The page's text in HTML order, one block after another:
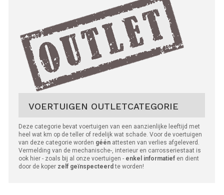
VOERTUIGEN OUTLETCATEGORIE
Deze categorie bevat voertuigen van een aanzienlijke leeftijd met
heel wat km op de teller of redelijk wat schade. Voor de voertuigen
van deze categorie worden géén attesten van verlies afgeleverd.
Vermelding van de mechanische-, interieur en carrosseriestaat is
ook hier - zoals bij al onze voertuigen - enkel informatief en dient
door de koper zelf geïnspecteerd te worden!